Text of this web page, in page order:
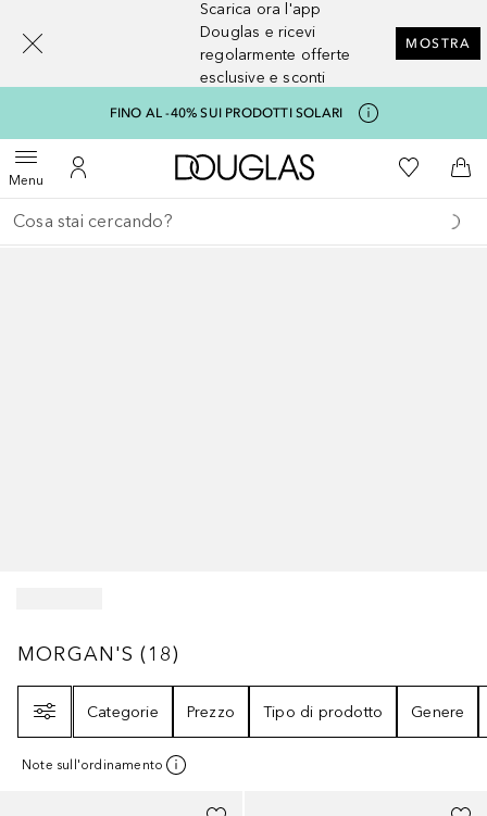
Scarica ora l'app
Douglas e ricevi
regolarmente offerte
esclusive e sconti
MOSTRA
FINO AL -40% SUI PRODOTTI SOLARI
MenuApri menuAl Mio Account
A Douglas HomeAlla Mia
Al
Torna indietro
Esegui ricerca
MORGAN'S 18
MORGAN'S (18)
Categorie
Prezzo Tipo di prodotto Genere
Note sull'ordinamento
[navigation.slideout.screenreader]